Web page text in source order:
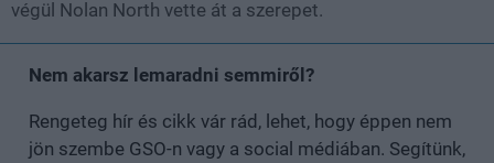
végül Nolan North vette át a szerepet.
Nem akarsz lemaradni semmiről?
Rengeteg hír és cikk vár rád, lehet, hogy éppen nem
jön szembe GSO-n vagy a social médiában. Segítünk,